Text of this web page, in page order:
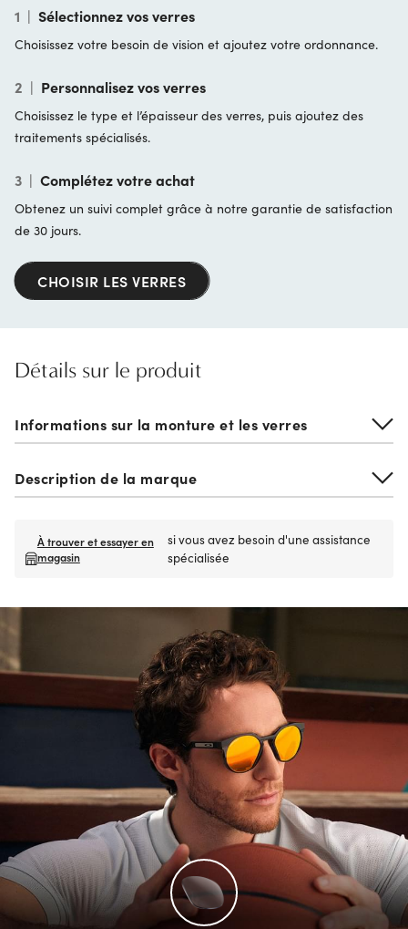
1 | Sélectionnez vos verres
Choisissez votre besoin de vision et ajoutez votre ordonnance.
2 | Personnalisez vos verres
Choisissez le type et l’épaisseur des verres, puis ajoutez des
traitements spécialisés.
3 | Complétez votre achat
Obtenez un suivi complet grâce à notre garantie de satisfaction
de 30 jours.
CHOISIR LES VERRES
Détails sur le produit
Informations sur la monture et les verres
Description de la marque
À trouver et essayer en
magasin
si vous avez besoin d'une assistance
spécialisée